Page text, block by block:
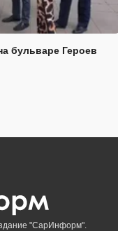
бульваре Героев
"СарИнформ".